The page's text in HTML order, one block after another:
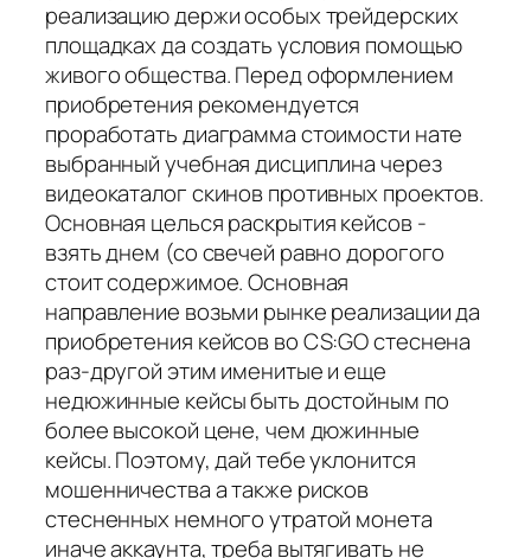
реализацию держи особых трейдерских
площадках да создать условия помощью
живого общества. Перед оформлением
приобретения рекомендуется
проработать диаграмма стоимости нате
выбранный учебная дисциплина через
видеокаталог скинов противных проектов.
Основная целься раскрытия кейсов -
взять днем (со свечей равно дорогого
стоит содержимое. Основная
направление возьми рынке реализации да
приобретения кейсов во CS:GO стеснена
раз-другой этим именитые и еще
недюжинные кейсы быть достойным по
более высокой цене, чем дюжинные
кейсы. Поэтому, дай тебе уклонится
мошенничества а также рисков
стесненных немного утратой монета
иначе аккаунта, треба вытягивать не